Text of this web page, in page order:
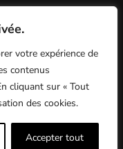
votre expérience de
contenus
cliquant sur « Tout
des cookies.
Accepter tout
Générales de Vente
/ RGP
Contact
motocross